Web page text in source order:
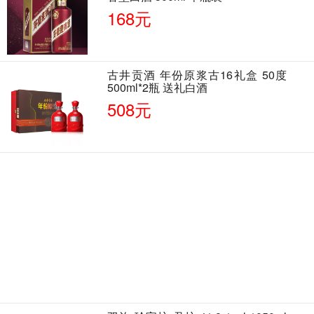
168元
古井贡酒 年份原浆古16礼盒 50度
500ml*2瓶 送礼白酒
508元